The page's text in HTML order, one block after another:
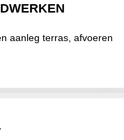
aanleg terras, afvoeren